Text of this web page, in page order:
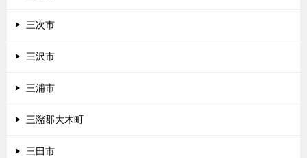
三次市
三沢市
三浦市
三潴郡大木町
三田市